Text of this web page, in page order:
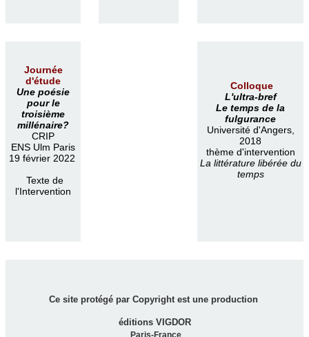
Journée
d'étude
Une poésie
pour le
troisième
millénaire?
CRIP
ENS Ulm Paris
19 février 2022
Texte de
l'Intervention
Colloque
L'ultra-bref
Le temps de la
fulgurance
Université d'Angers,
2018
thème d'intervention
La littérature libérée du
temps
Ce site protégé par Copyright est une production
éditions VIGDOR
Paris-France